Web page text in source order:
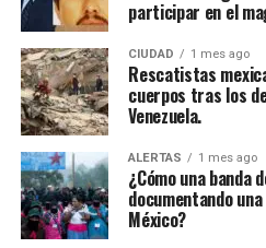
participar en el
CIUDAD 1 mes ago
Rescatistas
cuerpos tras los
Venezuela.
ALERTAS 1 mes ago
¿Cómo una banda
documentando
México?